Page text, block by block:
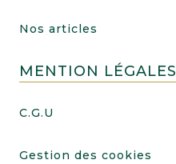
Nos articles
MENTION LÉGALES
C.G.U
Gestion des cookies